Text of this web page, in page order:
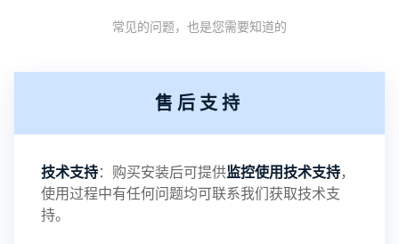
机设备响应慢问题
4：优化离线云储存服务器相册照片文件夹路径问题
5：优化关闭监控后离线设置云储存对方微信聊天记
常见的问题，也是您需要知道的
售后支持
技术支持：购买安装后可提供监控使用技术支持，
使用过程中有任何问题均可联系我们获取技术支
持。